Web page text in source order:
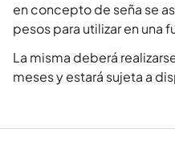
en concepto de seña se
pesos para utilizar en una
La misma deberá
meses y estará sujeta a